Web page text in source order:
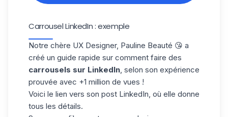
Carrousel LinkedIn : exemple
Notre chère UX Designer, Pauline Beauté 😘 a
créé un guide rapide sur comment faire des
carrousels sur LinkedIn , selon son expérience
prouvée avec +1 million de vues !
Voici le lien vers son post LinkedIn , où elle donne
tous les détails.